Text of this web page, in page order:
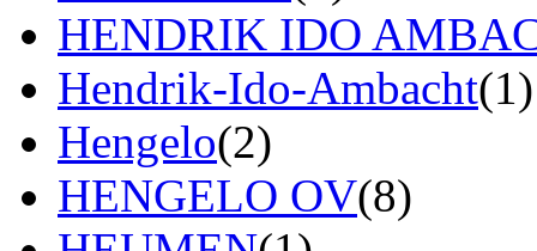
HENDRIK IDO
Hendrik-Ido-Ambacht(1)
Hengelo(2)
HENGELO OV(8)